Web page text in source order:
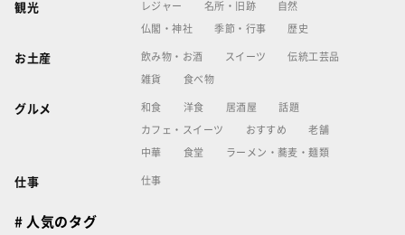
観光 レジャー 名所・旧跡 自然
仏閣・神社 季節・行事 歴史
お土産 飲み物・お酒 スイーツ 伝統工芸品
雑貨 食べ物
グルメ 和食 洋食 居酒屋 話題
カフェ・スイーツ おすすめ 老舗
中華 食堂 ラーメン・蕎麦・麺類
仕事 仕事
# 人気のタグ